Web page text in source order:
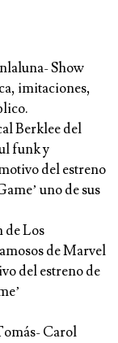
Show
imitaciones,
Berklee del
funk y
del estreno
uno de sus
de Los
de Marvel
del estreno de
Carol